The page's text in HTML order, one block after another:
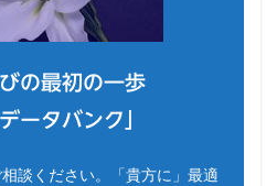
の最初の一歩
ータバンク」
談ください。「貴方に」最適